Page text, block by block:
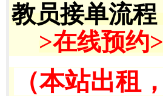
教员接单流程
>在线预约
（本站出租